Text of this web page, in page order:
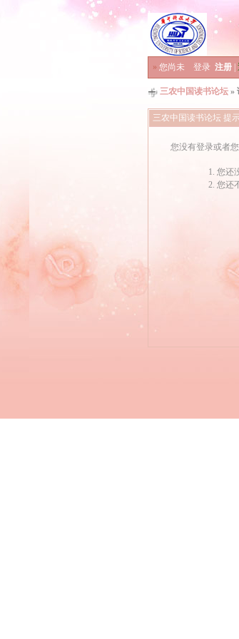
» 您尚未 登录 注册
三农中国读书论坛 »
三农中国读书论坛 提
您没有登录或者
您还
您还